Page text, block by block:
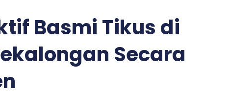
Basmi Tikus di
Secara